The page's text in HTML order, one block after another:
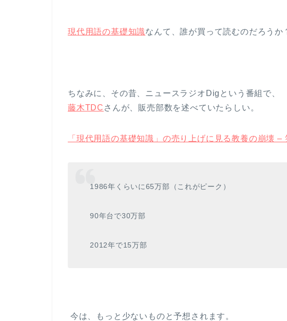
現代用語の基礎知識なんて、誰が買って読むのだろうか
ちなみに、その昔、ニュースラジオDigという番組で、
藤木TDC さんが、販売部数を述べていたらしい。
「現代用語の基礎知識」の売り上げに見る教養の崩壊 –
1986年くらいに65万部（これがピーク）
90年台で30万部
2012年で15万部
今は、もっと少ないものと予想されます。